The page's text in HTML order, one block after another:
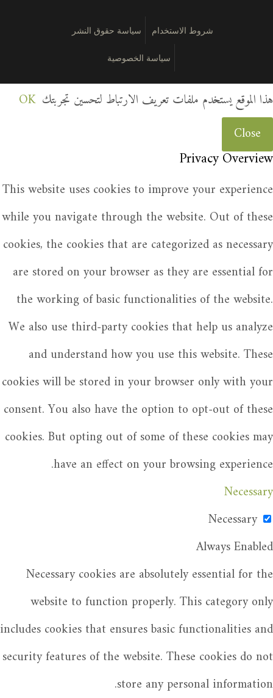
شروط الاستخدام سياسة حقوق النشر
سياسة الخصوصية
هذا الموقع يستخدم ملفات تعريف الارتباط لتحسين تجربتك OK
Close
Privacy Overview
This website uses cookies to improve your experience
while you navigate through the website. Out of these
cookies, the cookies that are categorized as necessary
are stored on your browser as they are essential for
the working of basic functionalities of the website.
We also use third-party cookies that help us analyze
and understand how you use this website. These
cookies will be stored in your browser only with your
consent. You also have the option to opt-out of these
cookies. But opting out of some of these cookies may
have an effect on your browsing experience.
Necessary
Necessary
Always Enabled
Necessary cookies are absolutely essential for the
website to function properly. This category only
includes cookies that ensures basic functionalities and
security features of the website. These cookies do not
store any personal information.